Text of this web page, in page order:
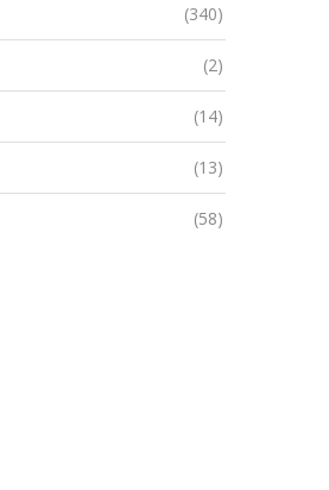
(340)
(2)
(14)
(13)
(58)